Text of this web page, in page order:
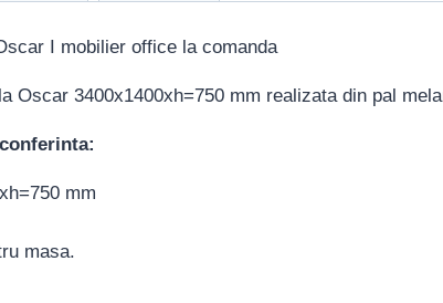
I mobilier office la comanda
Oscar 3400x1400xh=750 mm realizata din pal
mm
masa.